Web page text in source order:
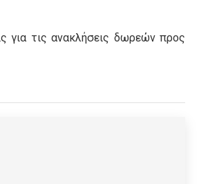
για τις ανακλήσεις δωρεών προς